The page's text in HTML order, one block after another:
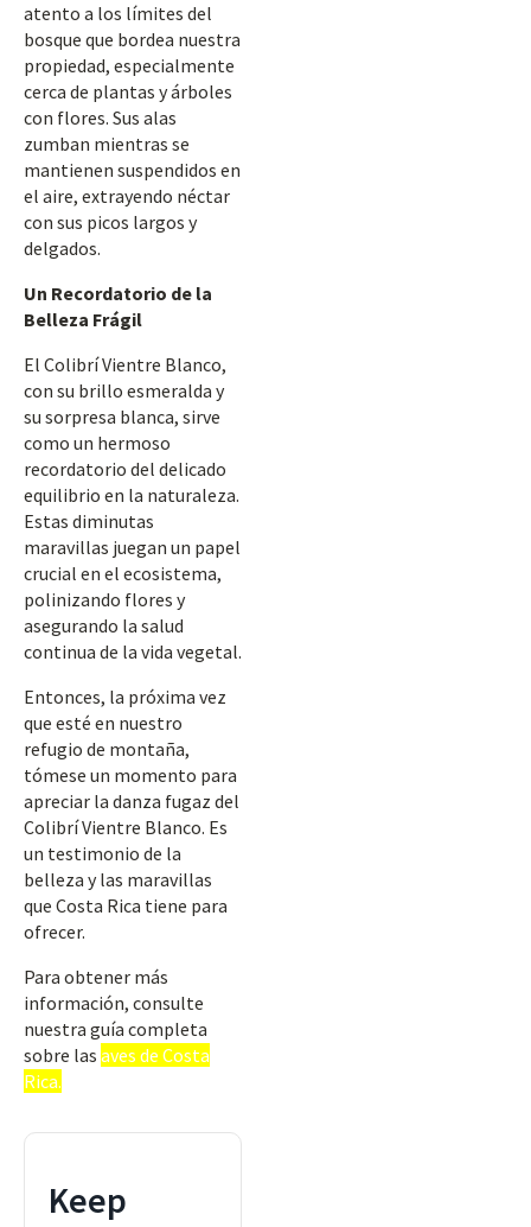
atento a los límites del
bosque que bordea nuestra
propiedad, especialmente
cerca de plantas y árboles
con flores. Sus alas
zumban mientras se
mantienen suspendidos en
el aire, extrayendo néctar
con sus picos largos y
delgados.
Un Recordatorio de la
Belleza Frágil
El Colibrí Vientre Blanco,
con su brillo esmeralda y
su sorpresa blanca, sirve
como un hermoso
recordatorio del delicado
equilibrio en la naturaleza.
Estas diminutas
maravillas juegan un papel
crucial en el ecosistema,
polinizando flores y
asegurando la salud
continua de la vida vegetal.
Entonces, la próxima vez
que esté en nuestro
refugio de montaña,
tómese un momento para
apreciar la danza fugaz del
Colibrí Vientre Blanco. Es
un testimonio de la
belleza y las maravillas
que Costa Rica tiene para
ofrecer.
Para obtener más
información, consulte
nuestra guía completa
sobre las aves de Costa
Rica.
Keep